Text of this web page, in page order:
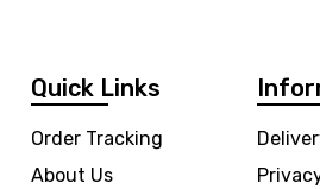
Quick Links
Order Tracking
About Us